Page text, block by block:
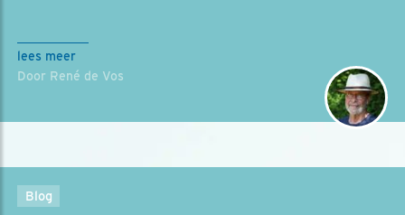
lees meer
Door René de Vos
Blog